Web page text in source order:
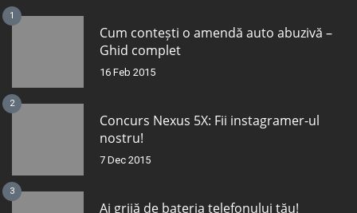
1
Cum contești o amendă auto abuzivă –
Ghid complet
16 Feb 2015
2
Concurs Nexus 5X: Fii instagramer-ul
nostru!
7 Dec 2015
3
Ai grijă de bateria telefonului tău!